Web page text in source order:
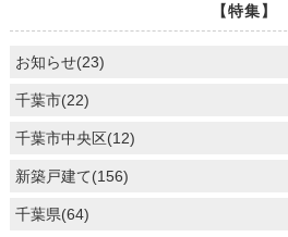
【特集】
お知らせ(23)
千葉市(22)
千葉市中央区(12)
新築戸建て(156)
千葉県(64)